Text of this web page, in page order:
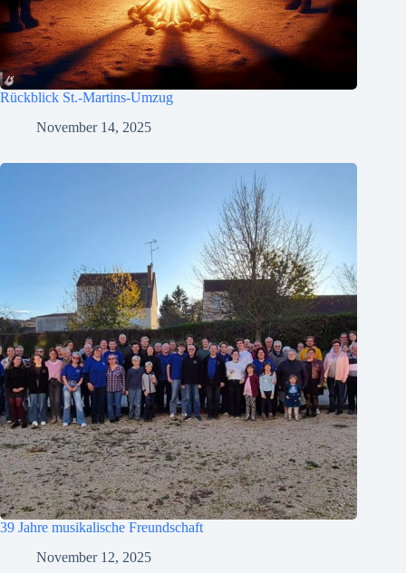
Rückblick St.-Martins-Umzug
November 14, 2025
39 Jahre musikalische Freundschaft
November 12, 2025